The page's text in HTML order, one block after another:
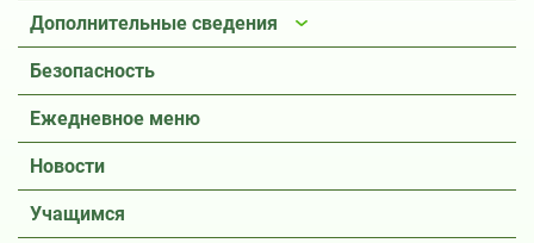
Дополнительные сведения
Безопасность
Ежедневное меню
Новости
Учащимся